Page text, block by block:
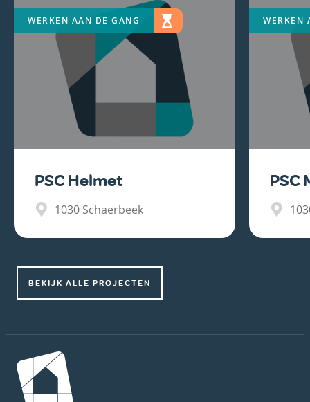
PSC Helmet
1030 Schaerbeek
WERKEN AAN DE GANG
PSC
WERKEN
BEKIJK ALLE PROJECTEN
Afbeelding